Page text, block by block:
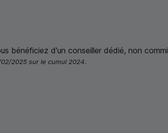
bénéficiez d'un conseiller dédié, non
2025 sur le cumul 2024.